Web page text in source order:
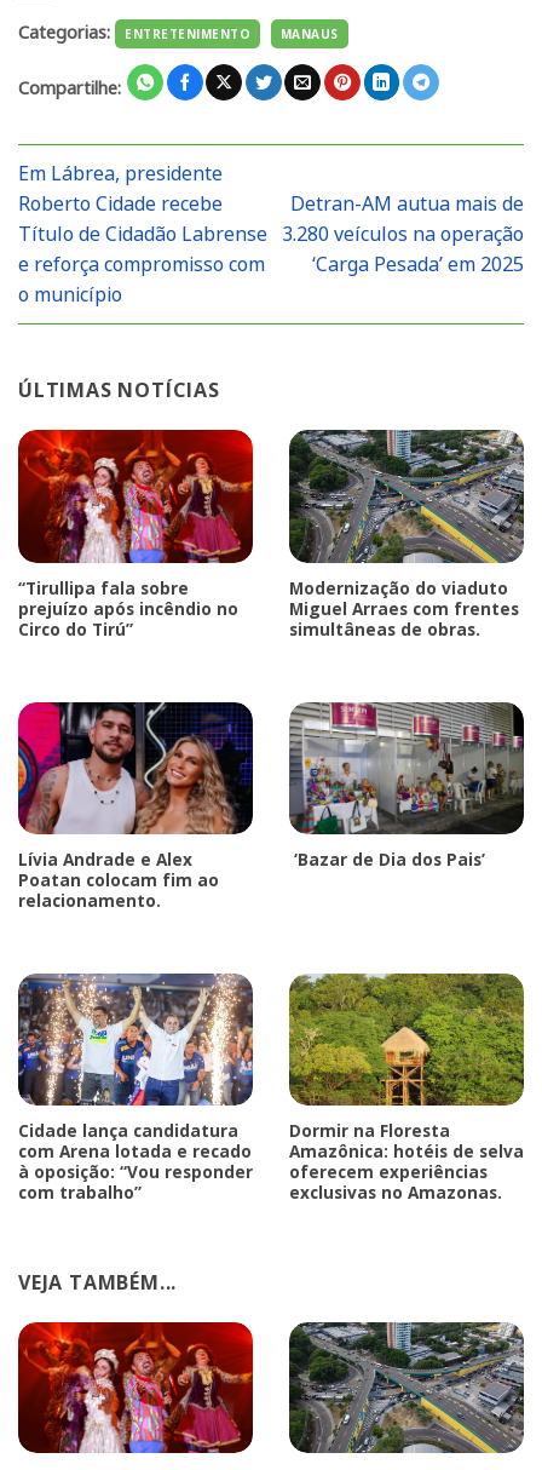
Categorias: ENTRETENIMENTO MANAUS
Compartilhe:
Em Lábrea, presidente
Roberto Cidade recebe
Título de Cidadão Labrense
e reforça compromisso com
o município
Detran-AM autua mais de
3.280 veículos na operação
‘Carga Pesada’ em 2025
ÚLTIMAS NOTÍCIAS
“Tirullipa fala sobre
prejuízo após incêndio no
Circo do Tirú”
Modernização do viaduto
Miguel Arraes com frentes
simultâneas de obras.
Lívia Andrade e Alex
Poatan colocam fim ao
relacionamento.
‘Bazar de Dia dos Pais’
Cidade lança candidatura
com Arena lotada e recado
à oposição: “Vou responder
com trabalho”
Dormir na Floresta
Amazônica: hotéis de selva
oferecem experiências
exclusivas no Amazonas.
VEJA TAMBÉM...